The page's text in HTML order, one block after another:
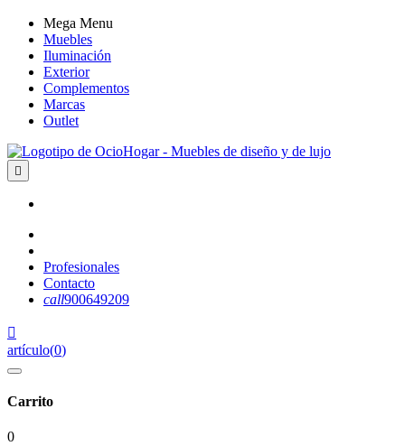
Mega Menu
Muebles
Iluminación
Exterior
Complementos
Marcas
Outlet

Profesionales
Contacto
call900649209

artículo(0)
Carrito
0